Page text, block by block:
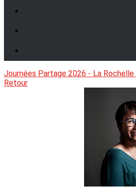
Journées Partage 2026 - La Rochelle
Retour